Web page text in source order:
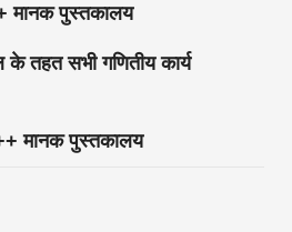
पुस्तकालय
तहत सभी गणितीय कार्य
मानक पुस्तकालय